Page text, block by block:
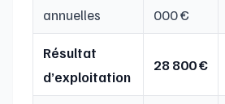
annuelles
000 €
Résultat
d’exploitation
28 800 €